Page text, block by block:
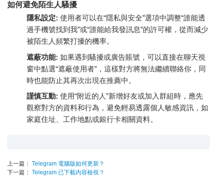
如何避免陌生人騷擾
隱私設定: 使用者可以在“隱私與安全”選項中調整“誰能透
過手機號找到我”或“誰能給我發訊息”的許可權，從而減少
被陌生人頻繁打擾的機率。
遮蔽功能: 如果遇到騷擾或廣告賬號，可以直接在聊天視
窗中點選“遮蔽使用者”，這樣對方將無法繼續聯絡你，同
時也能防止其再次出現在推薦中。
謹慎互動: 使用“附近的人”新增好友或加入群組時，應先
觀察對方的資料和行為，避免輕易透露個人敏感資訊，如
家庭住址、工作地點或銀行卡相關資料。
上一篇： Telegram 電腦版如何更新？
下一篇： Telegram 已下載內容檢視？